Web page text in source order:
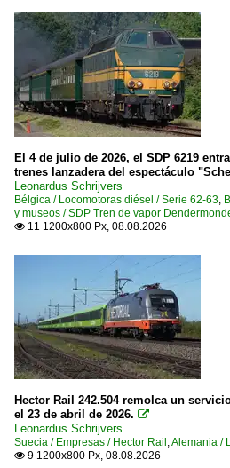
El 4 de julio de 2026, el SDP 6219
trenes lanzadera del espectáculo
Leonardus Schrijvers
Bélgica / Locomotoras diésel / Serie 62-63,
y museos / SDP Tren de vapor
 11 1200x800 Px, 08.08.2026
Hector Rail 242.504 remolca un
el 23 de abril de 2026. 
Leonardus Schrijvers
Suecia / Empresas / Hector Rail ,Alemania /
 9 1200x800 Px, 08.08.2026